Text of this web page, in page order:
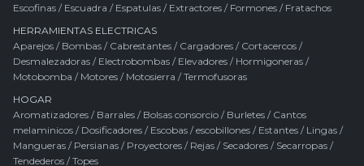
Escofinas / Escuadra / Espatulas / Extractores / Formones / Fratachos
HERRAMIENTAS ELECTRICAS
Aparejos / Bombas / Cabrestantes / Cargadores / Cortacercos /
Desmalezadoras / Electrobombas / Elevadores / Hormigoneras /
Motobomba / Motores / Motosierra /Termofusoras
HOGAR
Aromatizadores / Barrales / Bolsas consorcio / Burletes / Cantos
melaminicos / Dosificadores / Escobas / escobillones / Estantes / Lingas /
Mangueras / Persianas / Proyectores / Rejas / Secadores / Secarropas /
Tendederos /Topes